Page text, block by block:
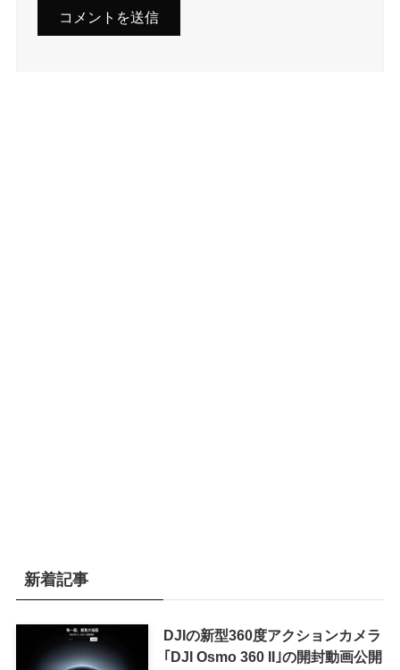
新着記事
DJIの新型360度アクションカメラ
｢DJI Osmo 360 II｣の開封動画公開